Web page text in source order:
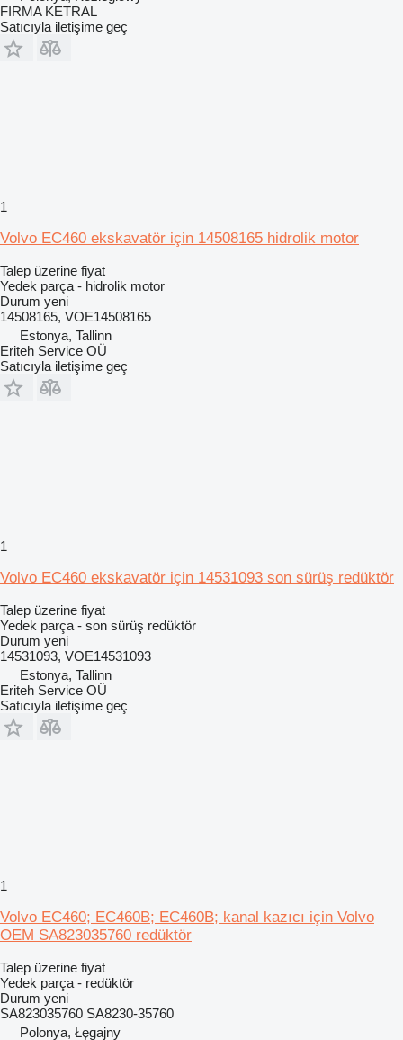
FIRMA KETRAL
Satıcıyla iletişime geç
1
Volvo EC460 ekskavatör için 14508165 hidrolik motor
Talep üzerine fiyat
Yedek parça - hidrolik motor
Durum yeni
14508165, VOE14508165
Estonya, Tallinn
Eriteh Service OÜ
Satıcıyla iletişime geç
1
Volvo EC460 ekskavatör için 14531093 son sürüş redüktör
Talep üzerine fiyat
Yedek parça - son sürüş redüktör
Durum yeni
14531093, VOE14531093
Estonya, Tallinn
Eriteh Service OÜ
Satıcıyla iletişime geç
1
Volvo EC460; EC460B; EC460B; kanal kazıcı için Volvo
OEM SA823035760 redüktör
Talep üzerine fiyat
Yedek parça - redüktör
Durum yeni
SA823035760 SA8230-35760
Polonya, Łęgajny